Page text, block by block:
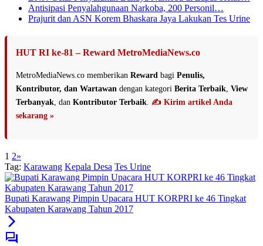
Antisipasi Penyalahgunaan Narkoba, 200 Personil…
Prajurit dan ASN Korem Bhaskara Jaya Lakukan Tes Urine
HUT RI ke-81 – Reward MetroMediaNews.co
MetroMediaNews.co memberikan Reward bagi Penulis,
Kontributor, dan Wartawan dengan kategori Berita Terbaik View
Terbanyak , dan Kontributor Terbaik ✍️ Kirim artikel Anda
sekarang »
1 2»
Tag: Karawang Kepala Desa Tes Urine
Bupati Karawang Pimpin Upacara HUT KORPRI ke 46 Tingkat
Kabupaten Karawang Tahun 2017